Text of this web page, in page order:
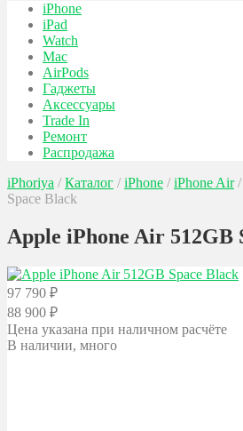
iPhone
iPad
Watch
Mac
AirPods
Гаджеты
Аксессуары
Trade In
Ремонт
Распродажа
iPhoriya / Каталог / iPhone / iPhone Air/
Space Black
Apple iPhone Air 512GB
97 790 ₽
88 900 ₽
Цена указана при наличном расчёте
В наличии, много